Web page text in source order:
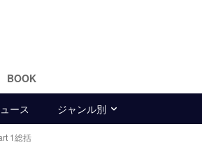
BOOK
ース ジャンル別
1総括